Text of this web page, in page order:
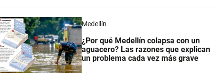
Medellín
¿Por qué Medellín colapsa con un
aguacero? Las razones que explican
un problema cada vez más grave